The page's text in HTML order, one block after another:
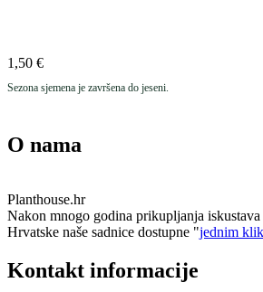
1,50 €
Sezona sjemena je završena do jeseni.
O nama
Planthouse.hr
Nakon mnogo godina prikupljanja
Hrvatske naše sadnice dostupne "jednim
Kontakt informacije